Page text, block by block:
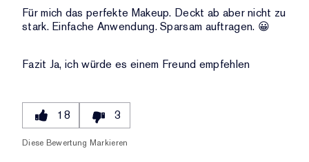
Für mich das perfekte Makeup. Deckt ab aber nicht zu
stark. Einfache Anwendung. Sparsam auftragen. 😀
Fazit Ja, ich würde es einem Freund empfehlen
18 3
Diese Bewertung Markieren